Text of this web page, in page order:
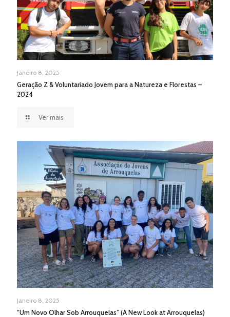
Janeiro 8, 2025
Geração Z & Voluntariado Jovem para a Natureza e Florestas –
2024
Ver mais
Janeiro 8, 2025
“Um Novo Olhar Sob Arrouquelas” (A New Look at Arrouquelas)